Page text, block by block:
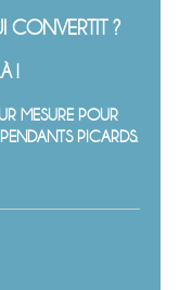
CONVERTIT ?
!
MESURE POUR
PICARDS.